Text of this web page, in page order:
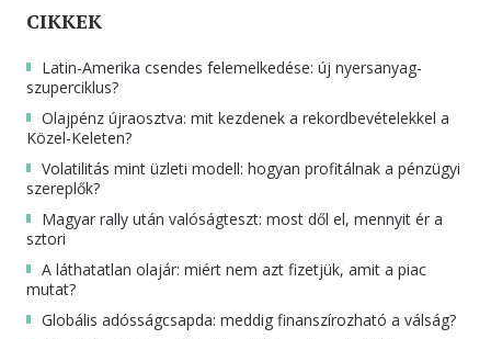
CIKKEK
Latin-Amerika csendes felemelkedése: új nyersanyag-
szuperciklus?
Olajpénz újraosztva: mit kezdenek a rekordbevételekkel a
Közel-Keleten?
Volatilitás mint üzleti modell: hogyan profitálnak a pénzügyi
szereplők?
Magyar rally után valóságteszt: most dől el, mennyit ér a
sztori
A láthatatlan olajár: miért nem azt fizetjük, amit a piac
mutat?
Globális adósságcsapda: meddig finanszírozható a válság?